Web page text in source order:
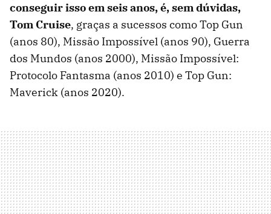
conseguir isso em seis anos, é, sem dúvidas,
Tom Cruise, graças a sucessos como Top Gun
(anos 80), Missão Impossível (anos 90), Guerra
dos Mundos (anos 2000), Missão Impossível:
Protocolo Fantasma (anos 2010) e Top Gun:
Maverick (anos 2020).